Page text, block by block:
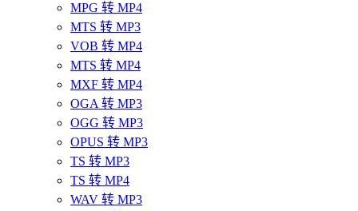
MPG 转 MP4
MTS 转 MP3
VOB 转 MP4
MTS 转 MP4
MXF 转 MP4
OGA 转 MP3
OGG 转 MP3
OPUS 转 MP3
TS 转 MP3
TS 转 MP4
WAV 转 MP3